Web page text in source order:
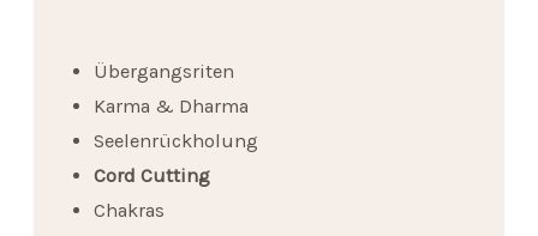
Übergangsriten
Karma & Dharma
Seelenrückholung
Cord Cutting
Chakras